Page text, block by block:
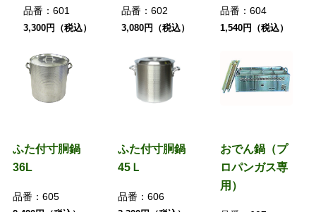
品番： 601
3,300円（税込）
品番：602
3,080円（税込）
品番：604
1,540円（税込）
ふた付寸胴鍋
36L
品番： 605
ふた付寸胴鍋
45Ｌ
品番：606
おでん鍋（プ
ロパンガス専
用）